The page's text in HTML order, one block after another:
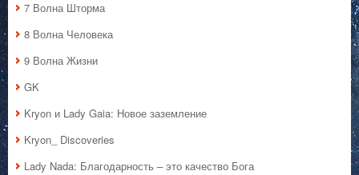
7 Волна Шторма
8 Волна Человека
9 Волна Жизни
GK
Kryon и Lady Gaia: Новое заземление
Kryon_ Discoveries
Lady Nada: Благодарность – это качество Бога